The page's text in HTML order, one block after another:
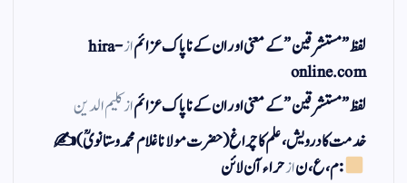
لفظ ” مستشرقین ” کے معنی اور ان کے نا پاک عزائمازhira-
online.com
لفظ ” مستشرقین ” کے معنی اور ان کے نا پاک عزائمازکلیم الدین
خدمت کا درویش، علم کا چراغ(حضرت مولانا غلام محمد وستانویؒ)✍
: م ، ع ، نازحراء آن لائن